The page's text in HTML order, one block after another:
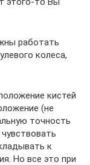
работать
колеса,
кистей
(не
точность
к
Но все это при